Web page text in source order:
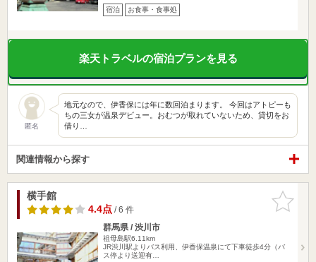
宿泊 お食事・食事処
楽天トラベルの宿泊プランを見る
匿名
地元なので、伊香保には年に数回泊まります。 今回はアトピーも
ちの三女が温泉デビュー。おむつが取れていないため、貸切をお
借り…
関連情報から探す
お気に入
りに追加
横手館
4.4点/ 6 件
群馬県 / 渋川市
祖母島駅6.11km
JR渋川駅よりバス利用、伊香保温泉にて下車徒歩4分（バ
ス停より送迎有…